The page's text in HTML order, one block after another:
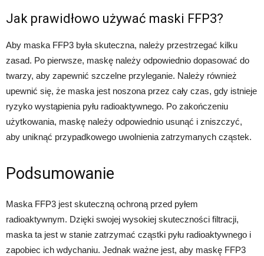
Jak prawidłowo używać maski FFP3?
Aby maska FFP3 była skuteczna, należy przestrzegać kilku
zasad. Po pierwsze, maskę należy odpowiednio dopasować do
twarzy, aby zapewnić szczelne przyleganie. Należy również
upewnić się, że maska jest noszona przez cały czas, gdy istnieje
ryzyko wystąpienia pyłu radioaktywnego. Po zakończeniu
użytkowania, maskę należy odpowiednio usunąć i zniszczyć,
aby uniknąć przypadkowego uwolnienia zatrzymanych cząstek.
Podsumowanie
Maska FFP3 jest skuteczną ochroną przed pyłem
radioaktywnym. Dzięki swojej wysokiej skuteczności filtracji,
maska ta jest w stanie zatrzymać cząstki pyłu radioaktywnego i
zapobiec ich wdychaniu. Jednak ważne jest, aby maskę FFP3